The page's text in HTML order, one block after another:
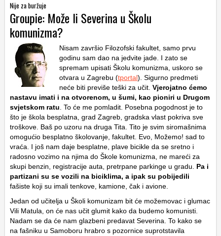
Nije za buržuje
Groupie: Može li Severina u Školu
komunizma?
Nisam završio Filozofski fakultet, samo prvu
godinu sam dao na jedvite jade. I zato se
spremam upisati Školu komunizma, uskoro se
otvara u Zagrebu (tportal). Sigurno predmeti
neće biti previše teški za učit. Vjerojatno ćemo
nastavu imati i na otvorenom, u šumi, kao pioniri u Drugom
svjetskom ratu . To će me pomladit. Posebna pogodnost je to
što je škola besplatna, grad Zagreb, gradska vlast pokriva sve
troškove. Baš po uzoru na druga Tita. Tito je svim siromašnima
omogućio besplatno školovanje, fakultet. Evo, Možemo! sad to
vraća. I još nam daje besplatne, plave bicikle da se sretno i
radosno vozimo na njima do Škole komunizma, ne mareći za
skupi benzin, registracije auta, pretrpane parkinge u gradu. Pa i
partizani su se vozili na biciklima, a ipak su pobijedili
fašiste koji su imali tenkove, kamione, čak i avione.
Jedan od učitelja u Školi komunizam bit će možemovac i glumac
Vili Matula, on će nas učit glumit kako da budemo komunisti.
Nadam se da će nam glazbeni predavat Severina. To kako se
na fašniku u Samoboru hrabro s pozornice suprotstavila